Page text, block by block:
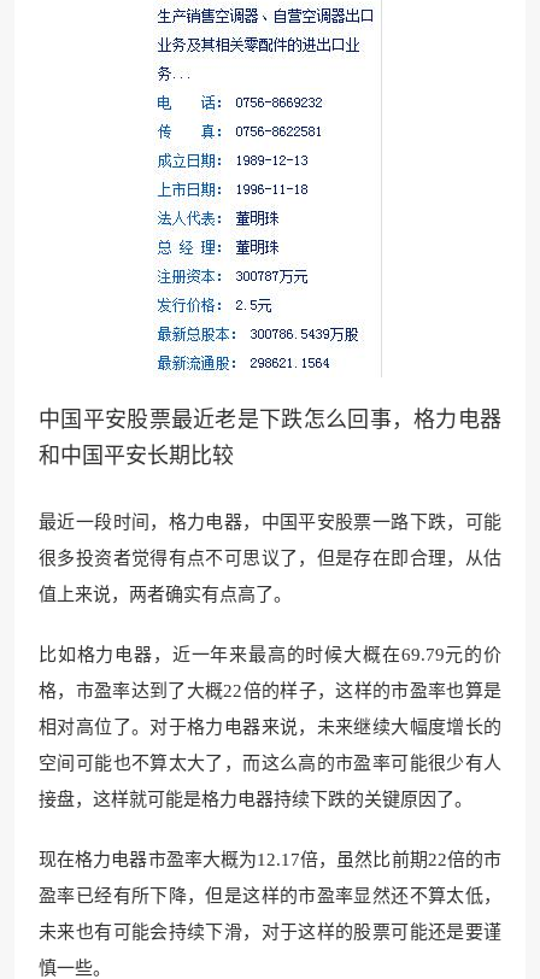
中国平安股票最近老是下跌怎么回事，格力电器
和中国平安长期比较
最近一段时间，格力电器，中国平安股票一路下跌，可能
很多投资者觉得有点不可思议了，但是存在即合理，从估
值上来说，两者确实有点高了。
比如格力电器，近一年来最高的时候大概在69.79元的价
格，市盈率达到了大概22倍的样子，这样的市盈率也算是
相对高位了。对于格力电器来说，未来继续大幅度增长的
空间可能也不算太大了，而这么高的市盈率可能很少有人
接盘，这样就可能是格力电器持续下跌的关键原因了。
现在格力电器市盈率大概为12.17倍，虽然比前期22倍的市
盈率已经有所下降，但是这样的市盈率显然还不算太低，
未来也有可能会持续下滑，对于这样的股票可能还是要谨
慎一些。